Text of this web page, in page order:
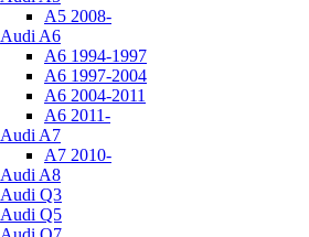
A5 2008-
Audi A6
A6 1994-1997
A6 1997-2004
A6 2004-2011
A6 2011-
Audi A7
A7 2010-
Audi A8
Audi Q3
Audi Q5